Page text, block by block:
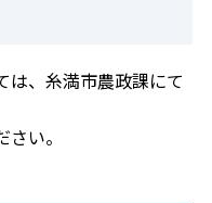
、糸満市農政課にて
い。